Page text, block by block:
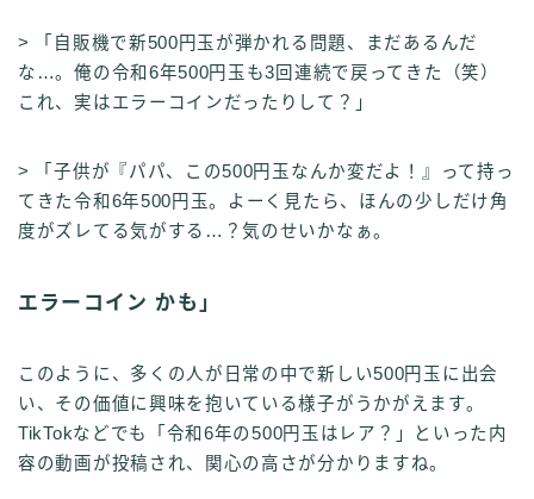
> 「自販機で新500円玉が弾かれる問題、まだあるんだ
な…。俺の令和6年500円玉も3回連続で戻ってきた（笑）
これ、実はエラーコインだったりして？」
> 「子供が『パパ、この500円玉なんか変だよ！』って持っ
てきた令和6年500円玉。よーく見たら、ほんの少しだけ角
度がズレてる気がする…？気のせいかなぁ。
エラーコイン かも」
このように、多くの人が日常の中で新しい500円玉に出会
い、その価値に興味を抱いている様子がうかがえます。
TikTokなどでも「令和6年の500円玉はレア？」といった内
容の動画が投稿され、関心の高さが分かりますね。